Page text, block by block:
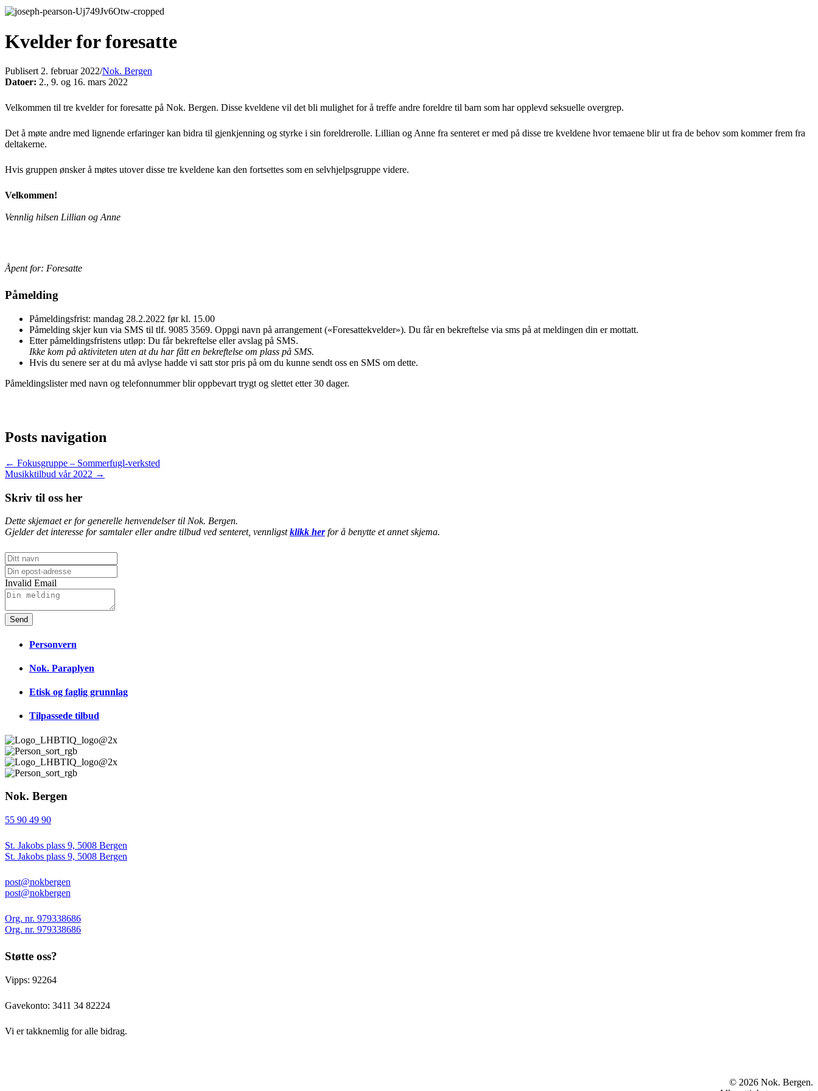
Kvelder for foresatte
Publisert 2. februar 2022/Nok. Bergen
Datoer: 2., 9. og 16. mars 2022
Velkommen til tre kvelder for foresatte på Nok. Bergen. Disse kveldene vil det bli mulighet for å treffe andre foreldre til barn som har opplevd seksuelle overgrep.
Det å møte andre med lignende erfaringer kan bidra til gjenkjenning og styrke i sin foreldrerolle. Lillian og Anne fra senteret er med på disse tre kveldene hvor temaene blir ut fra de behov som kommer frem fra
deltakerne.
Hvis gruppen ønsker å møtes utover disse tre kveldene kan den fortsettes som en selvhjelpsgruppe videre.
Velkommen!
Vennlig hilsen Lillian og Anne
Åpent for: Foresatte
Påmelding
Påmeldingsfrist: mandag 28.2.2022 før kl. 15.00
Påmelding skjer kun via SMS til tlf. 9085 3569. Oppgi navn på arrangement («Foresattekvelder»). Du får en bekreftelse via sms på at meldingen din er mottatt.
Etter påmeldingsfristens utløp: Du får bekreftelse eller avslag på SMS.
Ikke kom på aktiviteten uten at du har fått en bekreftelse om plass på SMS.
Hvis du senere ser at du må avlyse hadde vi satt stor pris på om du kunne sendt oss en SMS om dette.
Påmeldingslister med navn og telefonnummer blir oppbevart trygt og slettet etter 30 dager.
Posts navigation
← Fokusgruppe – Sommerfugl-verksted
Musikktilbud vår 2022 →
Skriv til oss her
Dette skjemaet er for generelle henvendelser til Nok. Bergen.
Gjelder det interesse for samtaler eller andre tilbud ved senteret, vennligstklikk herfor å benytte et annet skjema.
Invalid Email
Send
Personvern
Nok. Paraplyen
Etisk og faglig grunnlag
Tilpassede tilbud
Nok. Bergen
55 90 49 90
St. Jakobs plass 9, 5008 Bergen
St. Jakobs plass 9, 5008 Bergen
post@nokbergen
post@nokbergen
Org. nr. 979338686
Org. nr. 979338686
Støtte oss?
Vipps: 92264
Gavekonto: 3411 34 82224
Vi er takknemlig for alle bidrag.
© 2026 Nok. Bergen.